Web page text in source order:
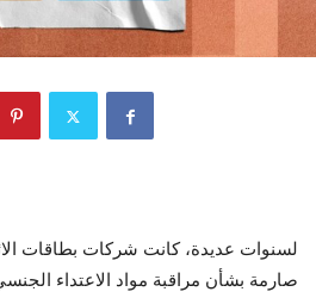
لسنوات عديدة، كانت شركات بطاقات
صارمة بشأن مراقبة مواد الاعتداء